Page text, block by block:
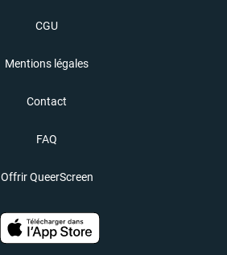
CGU
Mentions légales
Contact
FAQ
Offrir QueerScreen